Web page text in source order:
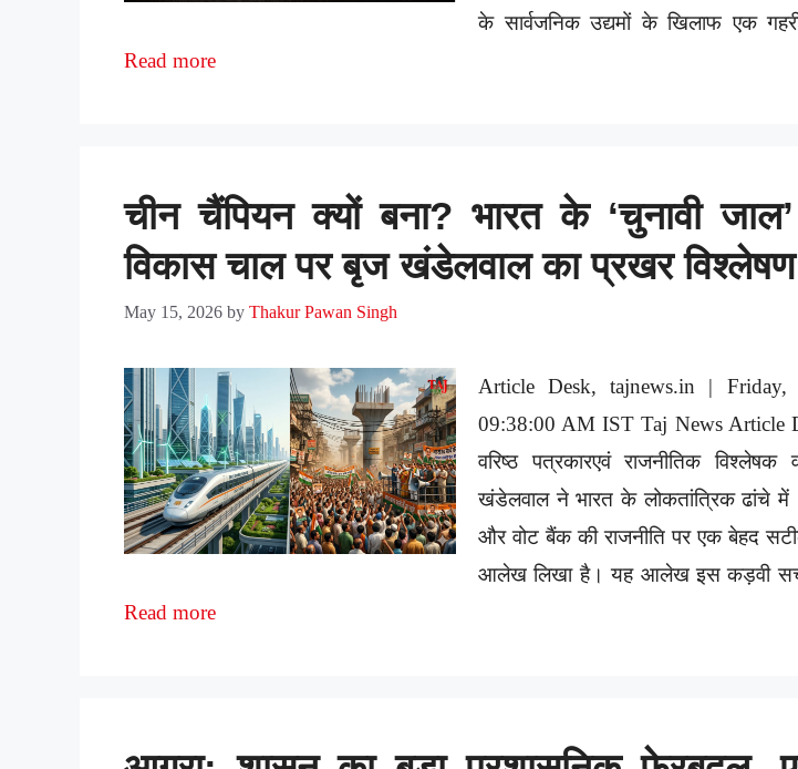
के सार्वजनिक उद्यमों के खिलाफ एक
Read more
चीन चैंपियन क्यों बना? भारत के ‘चुनावी
विकास चाल पर बृज खंडेलवाल का प्रखर विश्लेषण
May 15, 2026 by Thakur Pawan Singh
Article Desk, tajnews.in |
09:38:00 AM IST Taj News Article
वरिष्ठ पत्रकारएवं राजनीतिक विश्लेषक
खंडेलवाल ने भारत के लोकतांत्रिक ढांचे में
और वोट बैंक की राजनीति पर एक बेहद
आलेख लिखा है। यह आलेख इस कड़वी
Read more